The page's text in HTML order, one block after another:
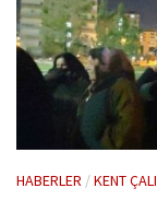
HABERLER /KENT